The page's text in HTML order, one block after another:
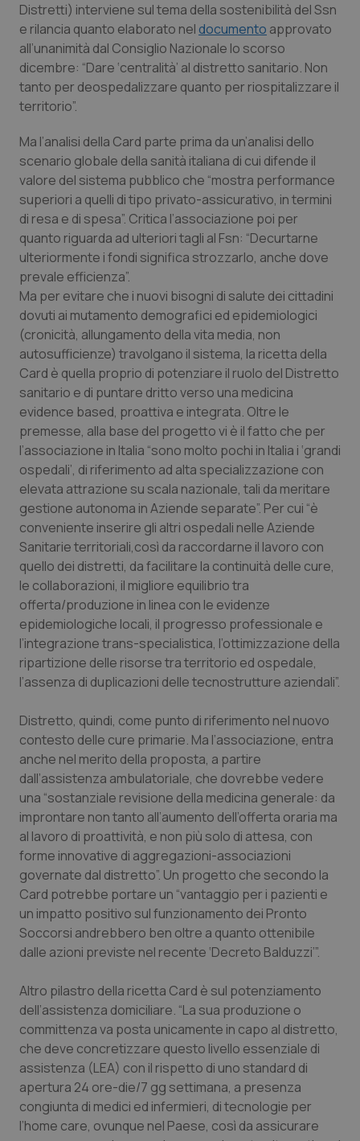
Basilicata
Calabria
Campania
Emilia-Romagna
Friuli Venezia Giulia
Lazio
Liguria
Lombardia
Marche
Molise
Piemonte
Provincia Autonoma di Bolzano
Provincia Autonoma di Trento
Puglia
Sardegna
Sicilia
Umbria
Valle D’Aosta
Veneto
Artrite & artrosi
Asma & BPCO
Car-T
Colesterolo & coronaropatie
Dermatite Atopica
Diabete & glucometri
Disturbi dell’umore
Dolore
Donna & Salute
Epatiti
HIV
Infezioni & Febbre
Ipertensione & Scompenso
Malattie rare
Malattia di Crohn & Rettocolite Ulcerosa
Neuroscienze & patologie neurodegenerative
Oftalmologia
Oncodermatologia
Oncoematologia
Oncologia & Nutrizione
Psoriasi & pelle
Quotidiano Cardiologia
Quotidiano Chirurgia
Quotidiano Oncologia
Quotidiano Pediatria
Rene & patologie urogenitali
QS Club Newsletter
Distretti) interviene sul tema della sostenibilità del Ssn
e rilancia quanto elaborato nel documento approvato
all’unanimità dal Consiglio Nazionale lo scorso
dicembre: “Dare ‘centralità’ al distretto sanitario. Non
tanto per deospedalizzare quanto per riospitalizzare il
territorio”.
Ma l’analisi della Card parte prima da un’analisi dello
scenario globale della sanità italiana di cui difende il
valore del sistema pubblico che “mostra performance
superiori a quelli di tipo privato-assicurativo, in termini
di resa e di spesa”. Critica l’associazione poi per
quanto riguarda ad ulteriori tagli al Fsn: “Decurtarne
ulteriormente i fondi significa strozzarlo, anche dove
prevale efficienza”.
Ma per evitare che i nuovi bisogni di salute dei cittadini
dovuti ai mutamento demografici ed epidemiologici
(cronicità, allungamento della vita media, non
autosufficienze) travolgano il sistema, la ricetta della
Card è quella proprio di potenziare il ruolo del Distretto
sanitario e di puntare dritto verso una medicina
evidence based, proattiva e integrata. Oltre le
premesse, alla base del progetto vi è il fatto che per
l’associazione in Italia “sono molto pochi in Italia i ‘grandi
ospedali’, di riferimento ad alta specializzazione con
elevata attrazione su scala nazionale, tali da meritare
gestione autonoma in Aziende separate”. Per cui “è
conveniente inserire gli altri ospedali nelle Aziende
Sanitarie territoriali,così da raccordarne il lavoro con
quello dei distretti, da facilitare la continuità delle cure,
le collaborazioni, il migliore equilibrio tra
offerta/produzione in linea con le evidenze
epidemiologiche locali, il progresso professionale e
l’integrazione trans-specialistica, l’ottimizzazione della
ripartizione delle risorse tra territorio ed ospedale,
l’assenza di duplicazioni delle tecnostrutture aziendali”.
Distretto, quindi, come punto di riferimento nel nuovo
contesto delle cure primarie. Ma l’associazione, entra
anche nel merito della proposta, a partire
dall’assistenza ambulatoriale, che dovrebbe vedere
una “sostanziale revisione della medicina generale: da
improntare non tanto all’aumento dell’offerta oraria ma
al lavoro di proattività, e non più solo di attesa, con
forme innovative di aggregazioni-associazioni
governate dal distretto”. Un progetto che secondo la
Card potrebbe portare un “vantaggio per i pazienti e
un impatto positivo sul funzionamento dei Pronto
Soccorsi andrebbero ben oltre a quanto ottenibile
dalle azioni previste nel recente ‘Decreto Balduzzi’”.
Altro pilastro della ricetta Card è sul potenziamento
dell’assistenza domiciliare. “La sua produzione o
committenza va posta unicamente in capo al distretto,
che deve concretizzare questo livello essenziale di
assistenza (LEA) con il rispetto di uno standard di
apertura 24 ore-die/7 gg settimana, a presenza
congiunta di medici ed infermieri, di tecnologie per
l’home care, ovunque nel Paese, così da assicurare